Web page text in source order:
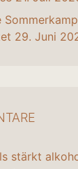
29. Juni
stärkt